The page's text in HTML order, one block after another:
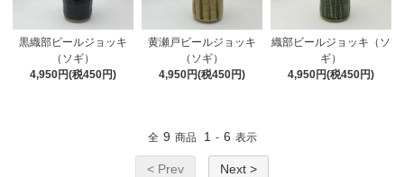
黒織部ビールジョッキ
（ソギ）
4,950円(税450円)
黄瀬戸ビールジョッキ
（ソギ）
4,950円(税450円)
織部ビールジョッキ（ソ
ギ）
4,950円(税450円)
全 9 商品 1 - 6 表示
< Prev Next >